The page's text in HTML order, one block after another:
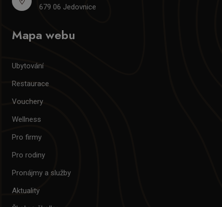
679 06 Jedovnice
Mapa webu
Ubytování
Restaurace
Vouchery
Wellness
Pro firmy
Pro rodiny
Pronájmy a služby
Aktuality